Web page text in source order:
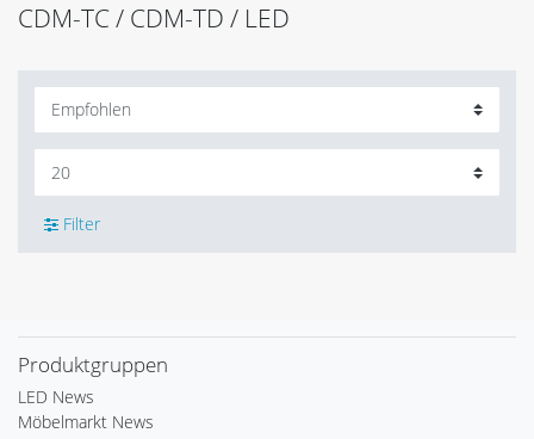
CDM-TC / CDM-TD / LED
Filter
Produktgruppen
LED News
Möbelmarkt News